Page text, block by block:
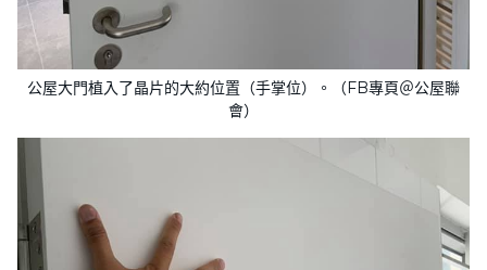
公屋大門植入了晶片的大約位置（手掌位）。（FB專頁＠公屋聯
會）